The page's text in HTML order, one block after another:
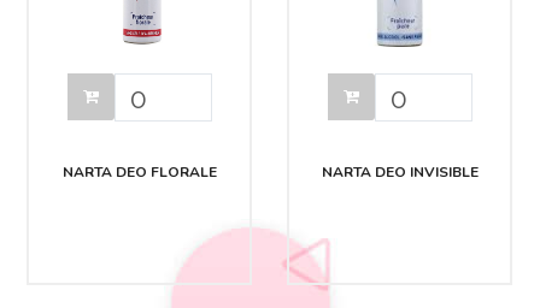
NARTA DEO FLORALE NARTA DEO INVISIBLE